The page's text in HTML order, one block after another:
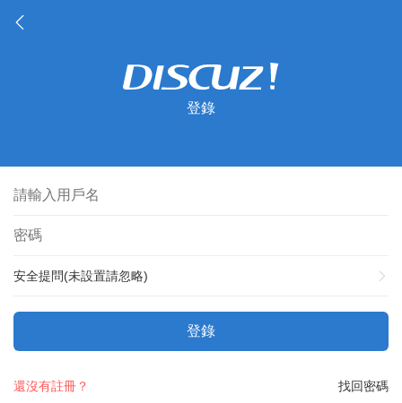
登錄
安全提問(未設置請忽略)
登錄
找回密碼
還沒有註冊？